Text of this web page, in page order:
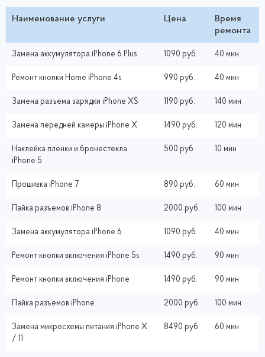
Наименование услуги Цена
Время
ремонта
Замена аккумулятора iPhone 6 Plus 1090 руб. 40 мин
Ремонт кнопки Home iPhone 4s 990 руб. 40 мин
Замена разъема зарядки iPhone XS 1190 руб. 140 мин
Замена передней камеры iPhone X 1490 руб. 120 мин
Наклейка пленки и бронестекла
iPhone 5
500 руб. 10 мин
Прошивка iPhone 7 890 руб. 60 мин
Пайка разъемов iPhone 8 2000 руб. 100 мин
Замена аккумулятора iPhone 6 1090 руб. 40 мин
Ремонт кнопки включения iPhone 5s 1490 руб. 90 мин
Ремонт кнопки включения iPhone 1490 руб. 90 мин
Пайка разъемов iPhone 2000 руб. 100 мин
Замена микросхемы питания iPhone X
/ 11
8490 руб. 60 мин